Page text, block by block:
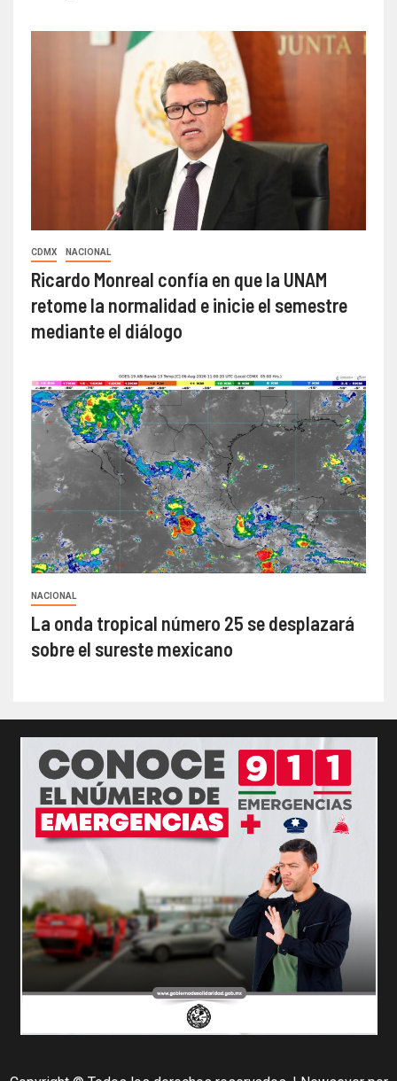
CDMX NACIONAL
Ricardo Monreal confía en que la UNAM
retome la normalidad e inicie el semestre
mediante el diálogo
NACIONAL
La onda tropical número 25 se desplazará
sobre el sureste mexicano